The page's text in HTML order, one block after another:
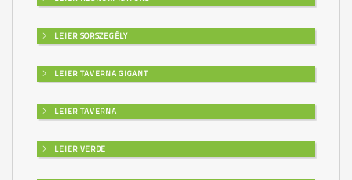
LEIER SORSZEGÉLY
LEIER TAVERNA GIGANT
LEIER TAVERNA
LEIER VERDE